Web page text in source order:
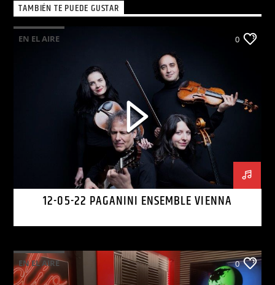
TAMBIÉN TE PUEDE GUSTAR
EN EL AIRE 0
12-05-22 PAGANINI ENSEMBLE VIENNA
EN EL AIRE 0